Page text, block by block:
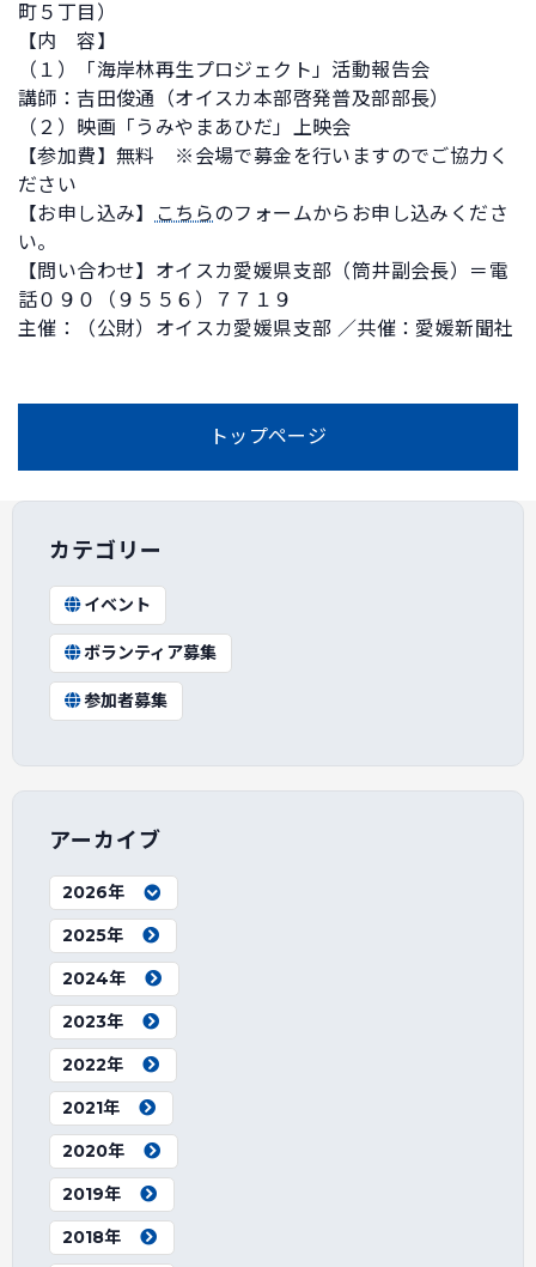
町５丁目）
【内 容】
（１）「海岸林再生プロジェクト」活動報告会
講師：吉田俊通（オイスカ本部啓発普及部部長）
（２）映画「うみやまあひだ」上映会
【参加費】無料 ※会場で募金を行いますのでご協力く
ださい
【お申し込み】
こちらのフォームからお申し込みくださ
い。
【問い合わせ】オイスカ愛媛県支部（筒井副会長）＝電
話０９０（９５５６）７７１９
主催：（公財）オイスカ愛媛県支部 ／共催：愛媛新聞社
トップページ
カテゴリー
イベント
ボランティア募集
参加者募集
アーカイブ
2026年
2025年
2024年
2023年
2022年
2021年
2020年
2019年
2018年